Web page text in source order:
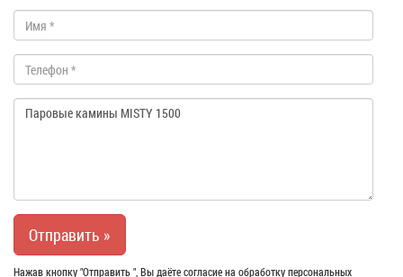
Нажав кнопку "Отправить ", Вы даёте согласие на обработку персональных